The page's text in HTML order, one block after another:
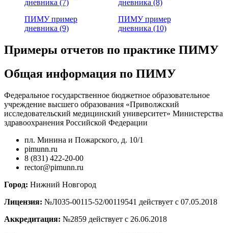
дневника (7)
дневника (8)
ПИМУ пример
дневника (9)
ПИМУ пример
дневника (10)
Примеры отчетов по практике ПИМУ
Общая информация по ПИМУ
Федеральное государственное бюджетное образовательное
учреждение высшего образования «Приволжский
исследовательский медицинский университет» Министерства
здравоохранения Российской Федерации
пл. Минина и Пожарского, д. 10/1
pimunn.ru
8 (831) 422-20-00
rector@pimunn.ru
Город: Нижний Новгород
Лицензия: №Л035-00115-52/00119541 действует с 07.05.2018
Аккредитация: №2859 действует с 26.06.2018